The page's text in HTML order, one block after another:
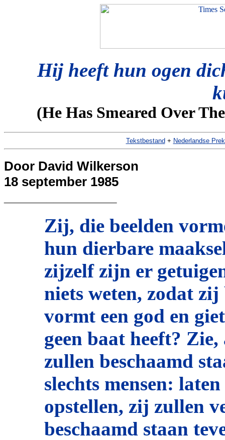
Hij heeft hun ogen
(He Has Smeared Over
Tekstbestand + Nederlandse
Door David Wilkerson
18 september 1985
Zij, die beelden
hun dierbare
zijzelf zijn er
niets weten, zodat
vormt een god en
geen baat heeft?
zullen beschaamd
slechts mensen:
opstellen, zij zullen
beschaamd staan